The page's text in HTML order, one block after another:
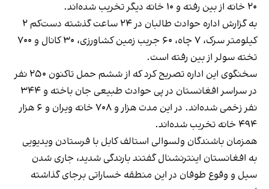
۲۰ خانه از بین رفته و ۱۰ خانه دیگر تخریب شده‌اند.
به گزارش اداره حوادث طالبان در ۲۴ ساعت گذشته دست‌کم ۲
کیلومتر سرک، ۷ چاه، ۶۰ جریب زمین کشاورزی، ۳۰ کانال و ۷۰۰
تخته سولر از بین رفته است.
سخنگوی این اداره تصریح کرد که از ششم حمل تاکنون ۲۵۰ نفر
در سراسر افغانستان در پی حوادث طبیعی جان باخته‌ و ۳۴۴
نفر زخمی شده‌اند. در این مدت هزار و ۷۰۸ خانه ویران و ۶ هزار
۴۹۴ خانه تخریب شده‌اند.
همزمان باشندگان ولسوالی استالف کابل با فرستادن ویدیویی
به افغانستان اینترنشنال گفتند بارندگی شدید، جاری شدن
سیل و وقوع طوفان در این منطقه خساراتی برجای گذاشته